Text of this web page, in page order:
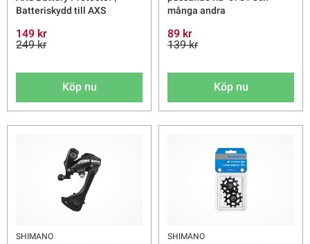
Batteriskydd till AXS
149 kr
249 kr
Köp nu
många andra
89 kr
139 kr
Köp nu
SHIMANO SHIMANO